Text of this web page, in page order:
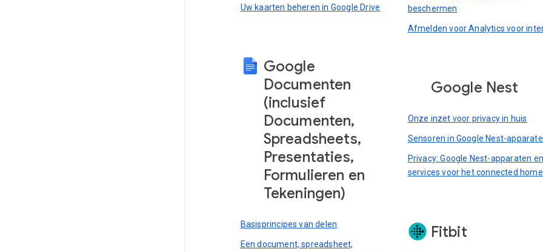
Uw kaarten beheren in Google Drive
Google
Documenten
(inclusief
Documenten,
Spreadsheets,
Presentaties,
Formulieren en
Tekeningen)
Basisprincipes van delen
Een document, spreadsheet,
beschermen
Afmelden voor Analytics voor
Google Nest
Onze inzet voor privacy in huis
Sensoren in Google Nest-
Privacy: Google Nest-apparaten
services voor het connected home
Fitbit